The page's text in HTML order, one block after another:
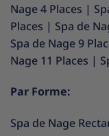
Nage 4 Places |
Places | Spa de
Spa de Nage 9
Nage 11 Places |
Par Forme:
Spa de Nage